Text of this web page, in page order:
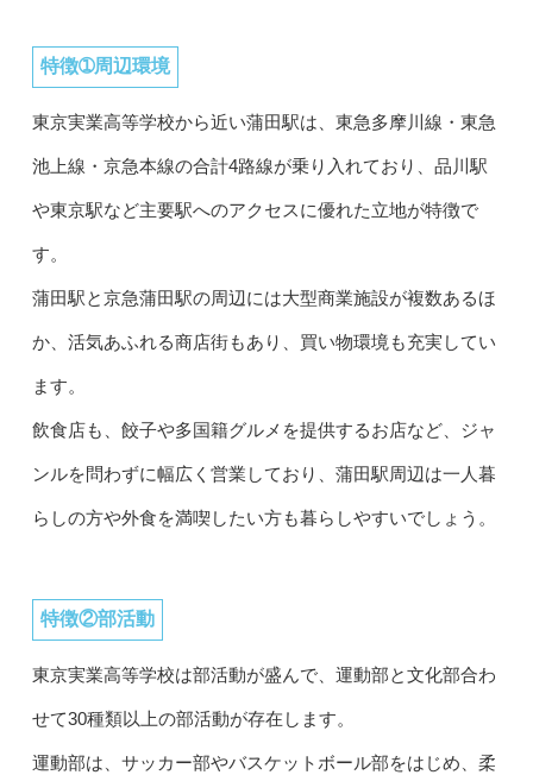
特徴➀周辺環境
東京実業高等学校から近い蒲田駅は、東急多摩川線・東急
池上線・京急本線の合計4路線が乗り入れており、品川駅
や東京駅など主要駅へのアクセスに優れた立地が特徴で
す。
蒲田駅と京急蒲田駅の周辺には大型商業施設が複数あるほ
か、活気あふれる商店街もあり、買い物環境も充実してい
ます。
飲食店も、餃子や多国籍グルメを提供するお店など、ジャ
ンルを問わずに幅広く営業しており、蒲田駅周辺は一人暮
らしの方や外食を満喫したい方も暮らしやすいでしょう。
特徴②部活動
東京実業高等学校は部活動が盛んで、運動部と文化部合わ
せて30種類以上の部活動が存在します。
運動部は、サッカー部やバスケットボール部をはじめ、柔